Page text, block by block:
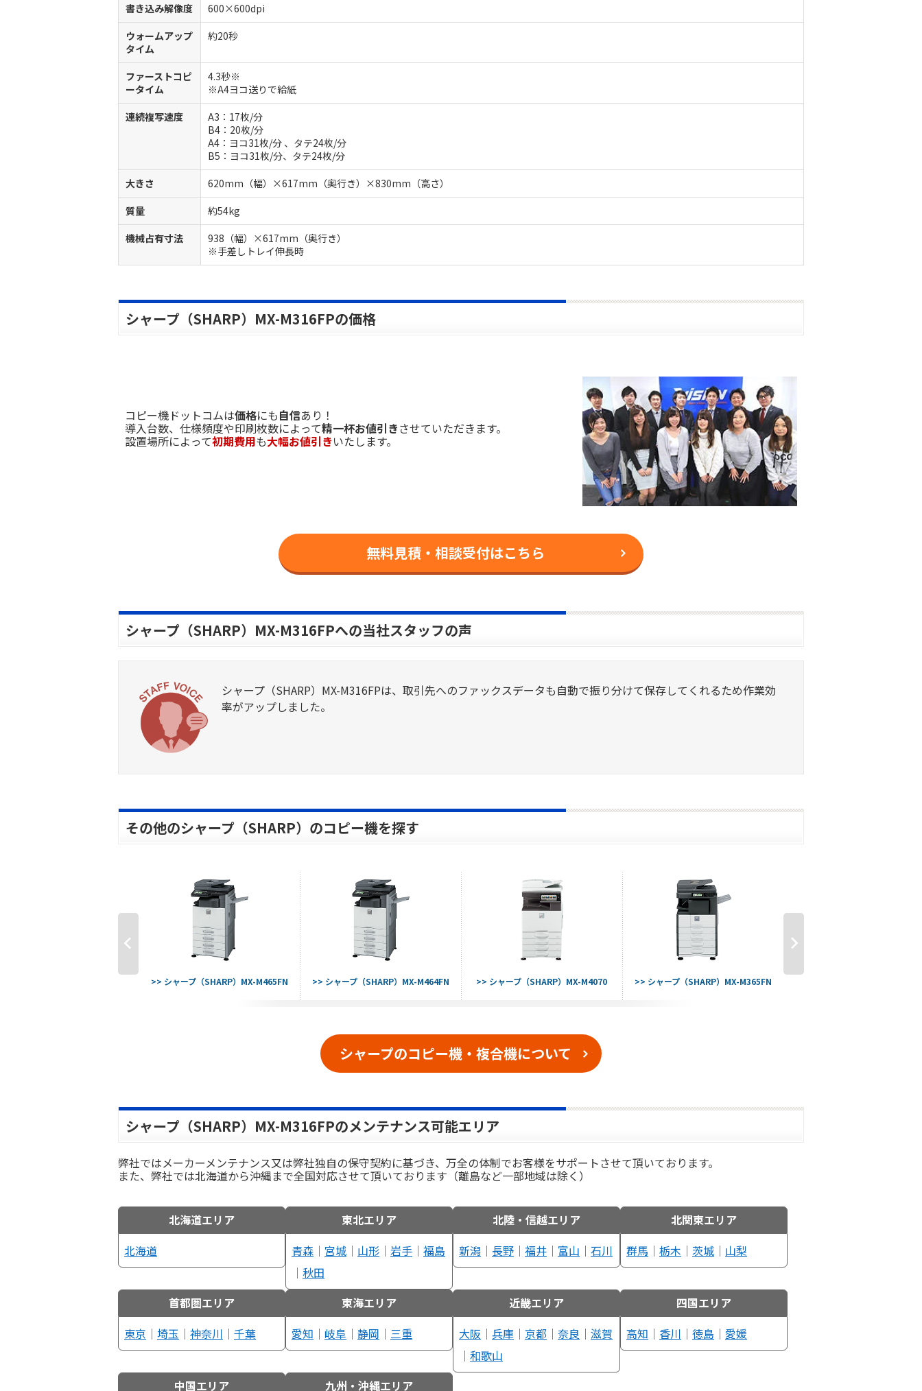
書き込み解像度
600×600dpi
ウォームアップ
タイム
約20秒
ファーストコピ
ータイム
4.3秒※
※A4ヨコ送りで給紙
連続複写速度
A3：17枚/分
B4：20枚/分
A4：ヨコ31枚/分 、タテ24枚/分
B5：ヨコ31枚/分、タテ24枚/分
大きさ
620mm（幅）×617mm（奥行き）×830mm（高さ）
質量
約54kg
機械占有寸法
938（幅）×617mm（奥行き）
※手差しトレイ伸長時
シャープ（SHARP）MX-M316FPの価格
コピー機ドットコムは価格にも自信あり！
導入台数、仕様頻度や印刷枚数によって精一杯お値引きさせていただきます。
設置場所によって初期費用も大幅お値引きいたします。
無料見積・相談受付はこちら
シャープ（SHARP）MX-M316FPへの当社スタッフの声
シャープ（SHARP）MX-M316FPは、取引先へのファックスデータも自動で振り分けて保存してくれるため作業効
率がアップしました。
その他のシャープ（SHARP）のコピー機を探す
>> シャープ（SHARP）MX-M465FN >> シャープ（SHARP）MX-M464FN >> シャープ（SHARP）MX-M4070 >> シャープ（SHARP）MX-M365FN
シャープのコピー機・複合機について
シャープ（SHARP）MX-M316FPのメンテナンス可能エリア
弊社ではメーカーメンテナンス又は弊社独自の保守契約に基づき、万全の体制でお客様をサポートさせて頂いております。
また、弊社では北海道から沖縄まで全国対応させて頂いております（離島など一部地域は除く）
北海道エリア
北海道
東北エリア
青森 ｜ 宮城 ｜ 山形 ｜ 岩手 ｜ 福島
｜ 秋田
北陸・信越エリア
新潟 ｜ 長野 ｜ 福井 ｜ 富山 ｜ 石川
北関東エリア
群馬 ｜ 栃木 ｜ 茨城 ｜ 山梨
首都圏エリア
東京 ｜ 埼玉 ｜ 神奈川 ｜ 千葉
東海エリア
愛知 ｜ 岐阜 ｜ 静岡 ｜ 三重
近畿エリア
大阪 ｜ 兵庫 ｜ 京都 ｜ 奈良 ｜ 滋賀
｜ 和歌山
四国エリア
高知 ｜ 香川 ｜ 徳島 ｜ 愛媛
中国エリア 九州・沖縄エリア